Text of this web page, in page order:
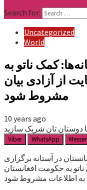
Search for:
Uncategorized
World
کمک ناتو به
از آزادی بیان
مشروط شود
10 years ago
دوستان تان شریک سازید
Viber WhatsApp
در آستانه برگزاری
به حکومت افغانستان